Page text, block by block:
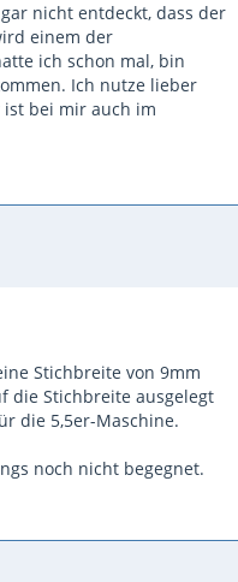
nicht entdeckt, dass der
einem der
ich schon mal, bin
Ich nutze lieber
bei mir auch im
Stichbreite von 9mm
die Stichbreite ausgelegt
die 5,5er-Maschine.
noch nicht begegnet.